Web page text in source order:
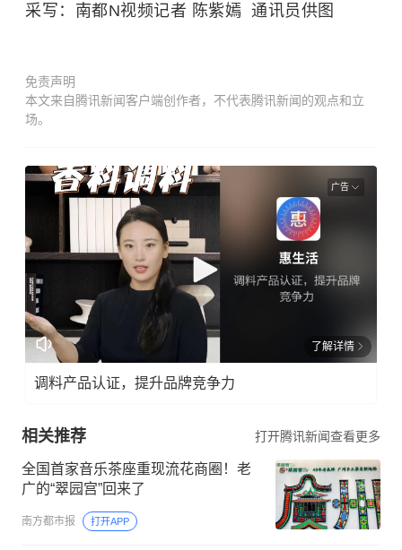
采写：南都N视频记者 陈紫嫣 通讯员供图
免责声明
本文来自腾讯新闻客户端创作者，不代表腾讯新闻的观点和立
场。
广告
了解详情
调料产品认证，提升品牌竞争力
相关推荐 打开腾讯新闻查看更多
全国首家音乐茶座重现流花商圈！老
广的“翠园宫”回来了
南方都市报 打开APP